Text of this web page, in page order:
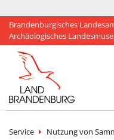
Brandenburgisches
Archäologisches
Service
Nutzung von